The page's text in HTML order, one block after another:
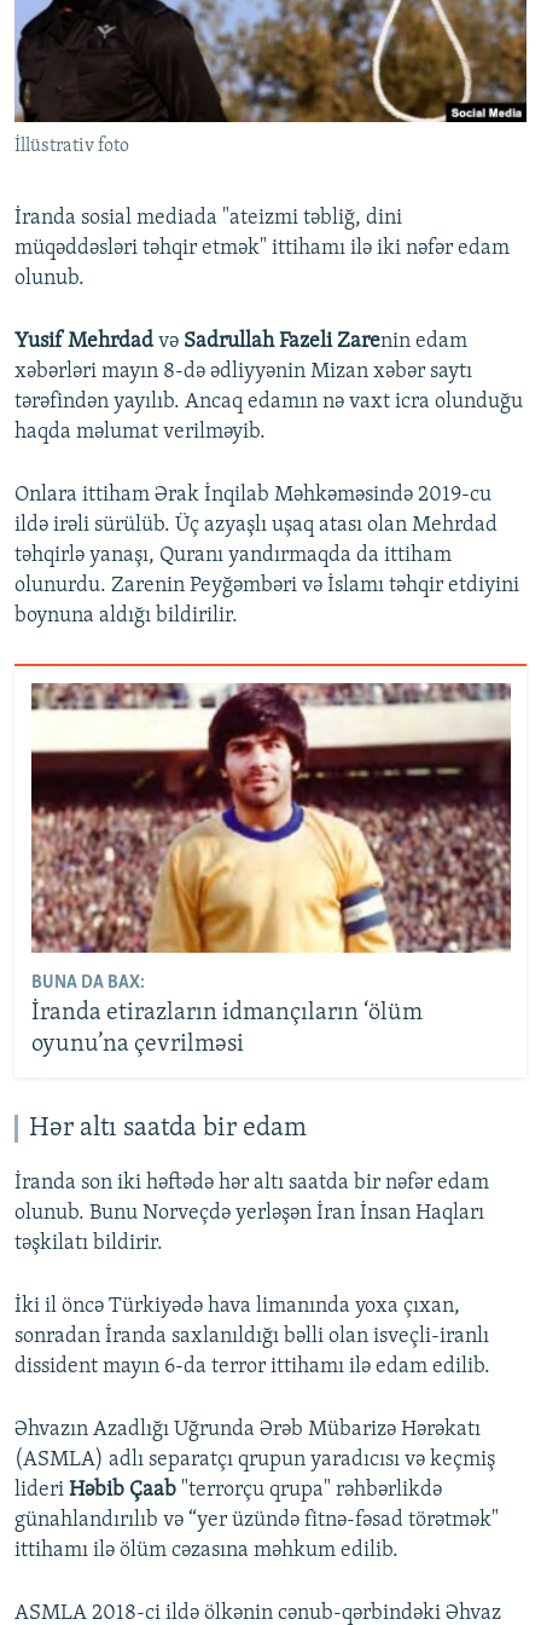
İNFOQRAFIKA
AZƏRBAYCAN ƏDƏBIYYATI KITABXANASI
İSLAM VƏ DEMOKRATIYA
İZ - MƏDƏNIYYƏT PROQRAMI
MISSIYAMIZ
PEŞƏ ETIKASI VƏ JURNALISTIKA STANDARTLARIMIZ
MATERIALLARIMIZDAN ISTIFADƏ
AZADLIQRADIOSU MOBIL TELEFONUNUZDA
XƏBƏR BÜLLETENLƏRIMIZ
BIZI IZLƏ
RFE/RL-in bütün saytları
İllüstrativ foto
İranda sosial mediada "ateizmi təbliğ, dini
müqəddəsləri təhqir etmək" ittihamı ilə iki nəfər edam
olunub.
Yusif Mehrdad və Sadrullah Fazeli Zarenin edam
xəbərləri mayın 8-də ədliyyənin Mizan xəbər saytı
tərəfindən yayılıb. Ancaq edamın nə vaxt icra olunduğu
haqda məlumat verilməyib.
Onlara ittiham Ərak İnqilab Məhkəməsində 2019-cu
ildə irəli sürülüb. Üç azyaşlı uşaq atası olan Mehrdad
təhqirlə yanaşı, Quranı yandırmaqda da ittiham
olunurdu. Zarenin Peyğəmbəri və İslamı təhqir etdiyini
boynuna aldığı bildirilir.
BUNA DA BAX:
İranda etirazların idmançıların ‘ölüm
oyunu’na çevrilməsi
Hər altı saatda bir edam
İranda son iki həftədə hər altı saatda bir nəfər edam
olunub. Bunu Norveçdə yerləşən İran İnsan Haqları
təşkilatı bildirir.
İki il öncə Türkiyədə hava limanında yoxa çıxan,
sonradan İranda saxlanıldığı bəlli olan isveçli-iranlı
dissident mayın 6-da terror ittihamı ilə edam edilib.
Əhvazın Azadlığı Uğrunda Ərəb Mübarizə Hərəkatı
(ASMLA) adlı separatçı qrupun yaradıcısı və keçmiş
lideri Həbib Çaab "terrorçu qrupa" rəhbərlikdə
günahlandırılıb və “yer üzündə fitnə-fəsad törətmək"
ittihamı ilə ölüm cəzasına məhkum edilib.
ASMLA 2018-ci ildə ölkənin cənub-qərbindəki Əhvaz